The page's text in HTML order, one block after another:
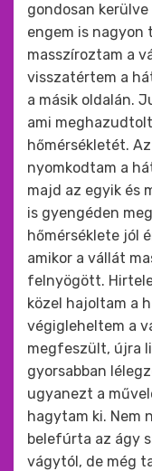
gondosan
engem is nagyon
masszíroztam a
visszatértem a
a másik oldalán.
ami
hőmérsékletét.
nyomkodtam a
majd az egyik és
is gyengéden
hőmérséklete jól
amikor a vállát
felnyögött.
közel hajoltam a
végigleheltem a
megfeszült, újra
gyorsabban
ugyanezt a
hagytam ki. Nem
belefúrta az ágy
vágytól, de még